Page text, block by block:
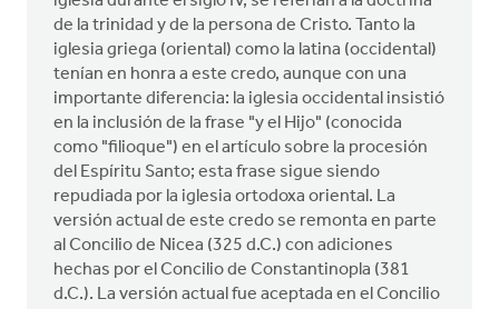
de la trinidad y de la persona de Cristo. Tanto la
iglesia griega (oriental) como la latina (occidental)
tenían en honra a este credo, aunque con una
importante diferencia: la iglesia occidental insistió
en la inclusión de la frase "y el Hijo" (conocida
como "filioque") en el artículo sobre la procesión
del Espíritu Santo; esta frase sigue siendo
repudiada por la iglesia ortodoxa oriental. La
versión actual de este credo se remonta en parte
al Concilio de Nicea (325 d.C.) con adiciones
hechas por el Concilio de Constantinopla (381
d.C.). La versión actual fue aceptada en el Concilio